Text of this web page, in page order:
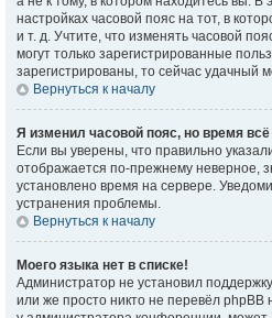
настройках часовой пояс на тот, в
и т. д. Учтите, что изменять часовой
могут только зарегистрированные
зарегистрированы, то сейчас удачный
Вернуться к началу
Я изменил часовой пояс, но время
Если вы уверены, что правильно
отображается по-прежнему неверное,
установлено время на сервере.
устранения проблемы.
Вернуться к началу
Моего языка нет в списке!
Администратор не установил
или же просто никто не перевёл